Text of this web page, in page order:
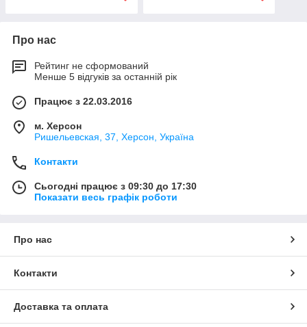
Про нас
Рейтинг не сформований
Менше 5 відгуків за останній рік
Працює з 22.03.2016
м. Херсон
Ришельевская, 37, Херсон, Україна
Контакти
Сьогодні працює з 09:30 до 17:30
Показати весь графік роботи
Про нас
Контакти
Доставка та оплата